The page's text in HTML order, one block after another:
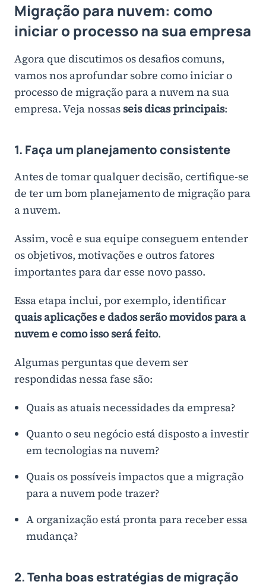
Migração para nuvem: como
iniciar o processo na sua empresa
Agora que discutimos os desafios comuns,
vamos nos aprofundar sobre como iniciar o
processo de migração para a nuvem na sua
empresa. Veja nossasseis dicas principais:
1. Faça um planejamento consistente
Antes de tomar qualquer decisão, certifique-se
de ter um bom planejamento de migração para
a nuvem.
Assim, você e sua equipe conseguem entender
os objetivos, motivações e outros fatores
importantes para dar esse novo passo.
Essa etapa inclui, por exemplo, identificar
quais aplicações e dados serão movidos para a
nuvem e como isso será feito.
Algumas perguntas que devem ser
respondidas nessa fase são:
Quais as atuais necessidades da empresa?
Quanto o seu negócio está disposto a investir
em tecnologias na nuvem?
Quais os possíveis impactos que a migração
para a nuvem pode trazer?
A organização está pronta para receber essa
mudança?
2. Tenha boas estratégias de migração